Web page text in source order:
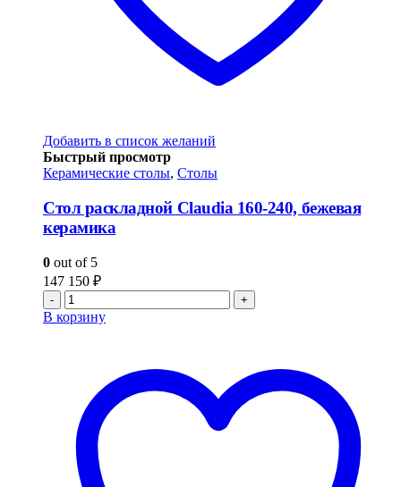
Добавить в список желаний
Быстрый просмотр
Керамические столы, Столы
Стол раскладной Claudia 160-240, бежевая
керамика
0 out of 5
147 150 ₽
- +
В корзину